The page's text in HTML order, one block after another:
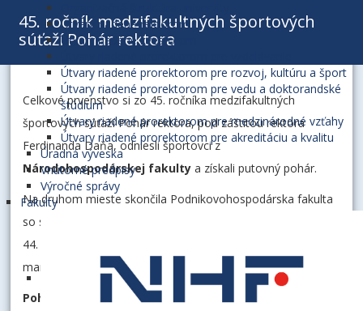
Útvary riadené rektorom
Útvary riadené kvestorom
Útvary riadené prorektorom pre rozvoj, kultúru a šport
Útvary riadené prorektorom pre vedu a doktorandské
štúdium
Útvary riadené prorektorom pre medzinárodné vzťahy
Útvary riadené prorektorom pre akreditáciu a kvalitu
Úradná výveska
Vnútorné predpisy
Výročné správy
Fakulty
45. ročník medzifakultných športových
súťaží Pohár rektora
Celkové prvenstvo si zo 45. ročníka medzifakultných
športových súťaží Pohár rektora, pod záštitou rektora
Ferdinanda Daňa, odniesli športovci z
Národohospodárskej fakulty a získali putovný pohár.
Na druhom mieste skončila Podnikovohospodárska fakulta
so sídlom v Košiciach, ktorej nevyšla obhajoba víťazstva zo
44. ročníka a tretie miesto obsadila Fakulta podnikového
manažmentu.
Pohár rektora
každoročne organizuje Centrum telesnej